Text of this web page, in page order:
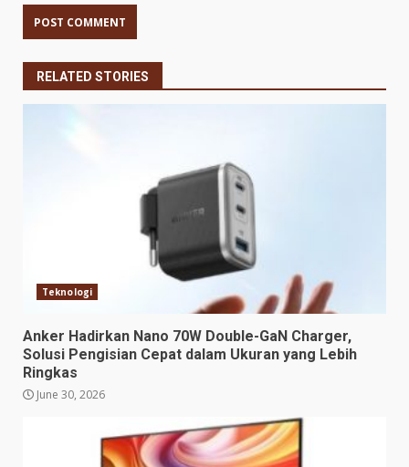
RELATED STORIES
Teknologi
Anker Hadirkan Nano 70W Double-GaN Charger,
Solusi Pengisian Cepat dalam Ukuran yang Lebih
Ringkas
June 30, 2026